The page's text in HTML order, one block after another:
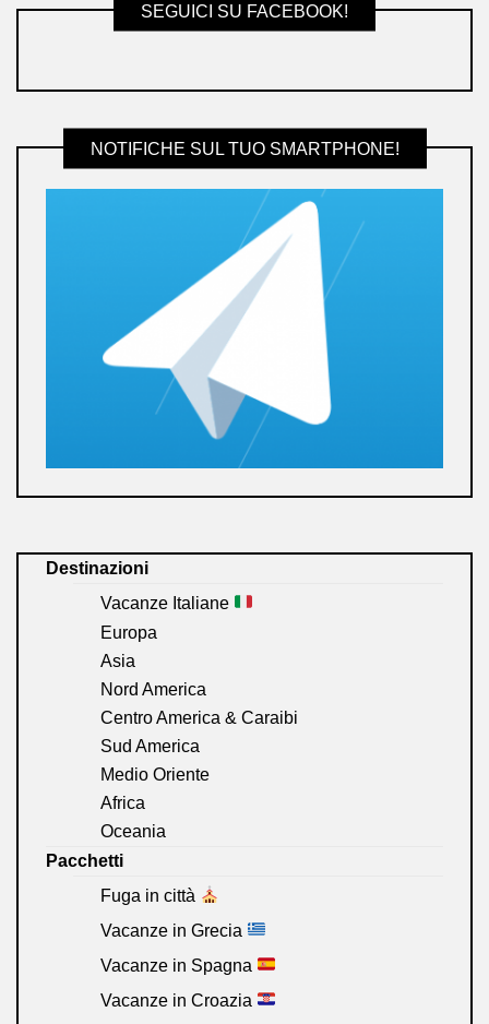
SEGUICI SU FACEBOOK!
NOTIFICHE SUL TUO SMARTPHONE!
Destinazioni
Vacanze Italiane
Europa
Asia
Nord America
Centro America & Caraibi
Sud America
Medio Oriente
Africa
Oceania
Pacchetti
Fuga in città
Vacanze in Grecia
Vacanze in Spagna
Vacanze in Croazia